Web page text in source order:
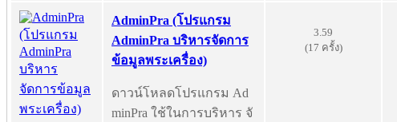
AdminPra (โปรแกรม
AdminPra บริหารจัดการ
ข้อมูลพระเครื่อง)
ดาวน์โหลดโปรแกรม Ad
minPra ใช้ในการบริหาร จั
3.59
(17 ครั้ง)